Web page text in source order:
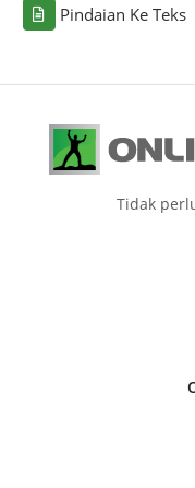
Pindaian Ke Teks
Tidak